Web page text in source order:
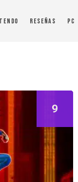
Reseñas PC
9